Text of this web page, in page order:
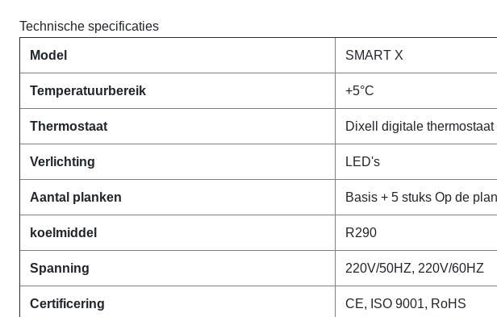
Technische specificaties
Model SMART X
Temperatuurbereik +5°C
Thermostaat Dixell digitale thermostaat
Verlichting LED's
Aantal planken Basis + 5 stuks Op de
koelmiddel R290
Spanning 220V/50HZ, 220V/60HZ
Certificering CE, ISO 9001, RoHS